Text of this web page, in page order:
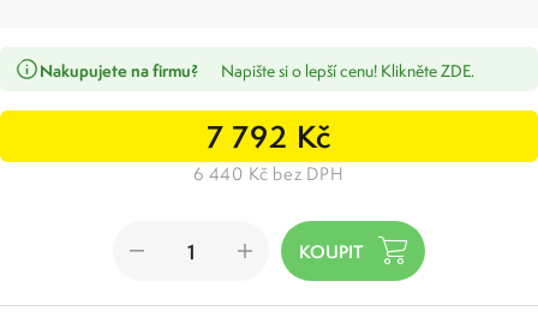
Nakupujete na firmu? Napište si o lepší cenu! Klikněte ZDE.
7 792 Kč
6 440 Kč bez DPH